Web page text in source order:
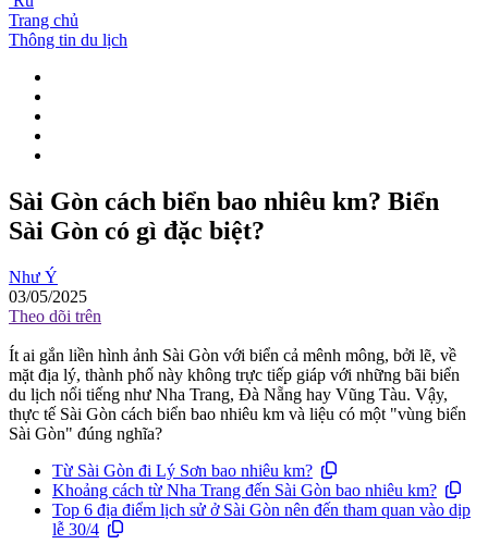
Trang chủ
Thông tin du lịch
Sài Gòn cách biển bao nhiêu km? Biển
Sài Gòn có gì đặc biệt?
Như Ý
03/05/2025
Theo dõi trên
Ít ai gắn liền hình ảnh Sài Gòn với biển cả mênh mông, bởi lẽ, về
mặt địa lý, thành phố này không trực tiếp giáp với những bãi biển
du lịch nổi tiếng như Nha Trang, Đà Nẵng hay Vũng Tàu. Vậy,
thực tế Sài Gòn cách biển bao nhiêu km và liệu có một "vùng biển
Sài Gòn" đúng nghĩa?
Từ Sài Gòn đi Lý Sơn bao nhiêu km?
Khoảng cách từ Nha Trang đến Sài Gòn bao nhiêu km?
Top 6 địa điểm lịch sử ở Sài Gòn nên đến tham quan vào dịp
lễ 30/4